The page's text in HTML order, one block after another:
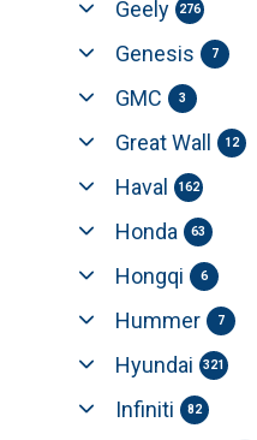
Geely 276
Genesis 7
GMC 3
Great Wall 12
Haval 162
Honda 63
Hongqi 6
Hummer 7
Hyundai 321
Infiniti 82